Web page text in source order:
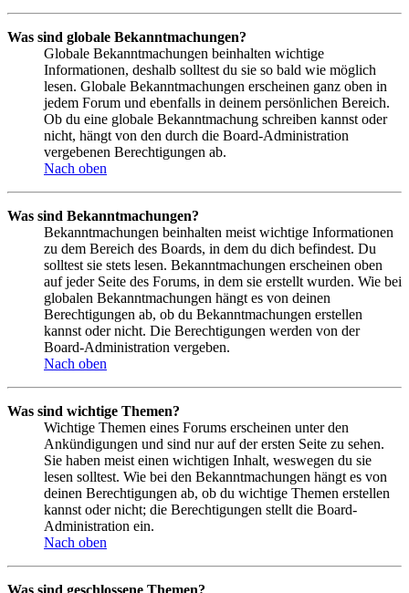
Was sind globale Bekanntmachungen?
Globale Bekanntmachungen beinhalten wichtige
Informationen, deshalb solltest du sie so bald wie möglich
lesen. Globale Bekanntmachungen erscheinen ganz oben in
jedem Forum und ebenfalls in deinem persönlichen Bereich.
Ob du eine globale Bekanntmachung schreiben kannst oder
nicht, hängt von den durch die Board-Administration
vergebenen Berechtigungen ab.
Nach oben
Was sind Bekanntmachungen?
Bekanntmachungen beinhalten meist wichtige Informationen
zu dem Bereich des Boards, in dem du dich befindest. Du
solltest sie stets lesen. Bekanntmachungen erscheinen oben
auf jeder Seite des Forums, in dem sie erstellt wurden. Wie bei
globalen Bekanntmachungen hängt es von deinen
Berechtigungen ab, ob du Bekanntmachungen erstellen
kannst oder nicht. Die Berechtigungen werden von der
Board-Administration vergeben.
Nach oben
Was sind wichtige Themen?
Wichtige Themen eines Forums erscheinen unter den
Ankündigungen und sind nur auf der ersten Seite zu sehen.
Sie haben meist einen wichtigen Inhalt, weswegen du sie
lesen solltest. Wie bei den Bekanntmachungen hängt es von
deinen Berechtigungen ab, ob du wichtige Themen erstellen
kannst oder nicht; die Berechtigungen stellt die Board-
Administration ein.
Nach oben
Was sind geschlossene Themen?